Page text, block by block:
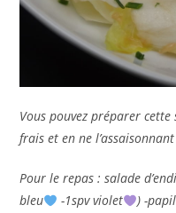
Vous pouvez préparer
frais et en ne
Pour le repas : salade
bleu
-1spv violet
) -